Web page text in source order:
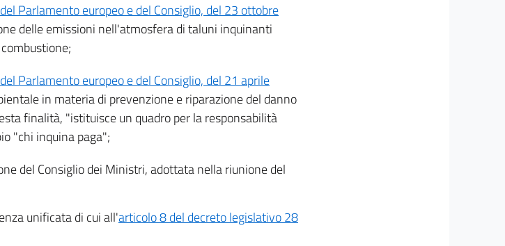
Parlamento europeo e del Consiglio, del 23 ottobre
delle emissioni nell'atmosfera di taluni inquinanti
Parlamento europeo e del Consiglio, del 21 aprile
in materia di prevenzione e riparazione del danno
finalità, "istituisce un quadro per la responsabilità
"chi inquina paga";
del Consiglio dei Ministri, adottata nella riunione del
unificata di cui all'articolo 8 del decreto legislativo 28